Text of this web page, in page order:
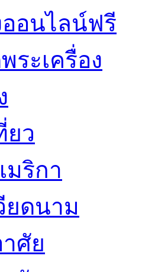
อนไลน์ฟรี
ระเครื่อง
ยว
มริกา
ยดนาม
ศัย